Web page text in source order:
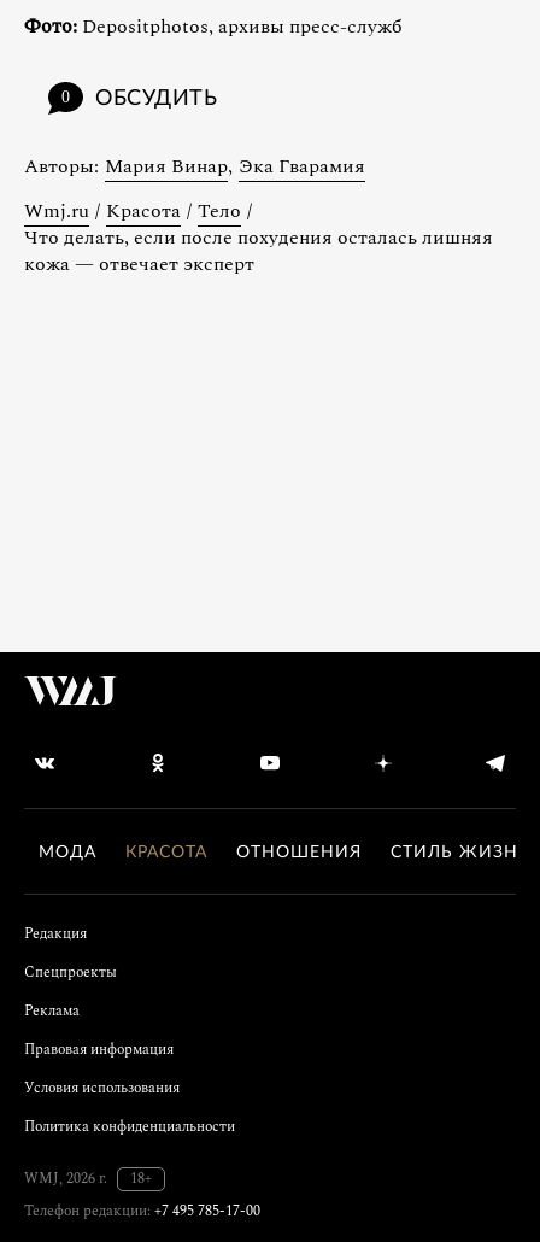
Фото: Depositphotos, архивы пресс-служб
0 ОБСУДИТЬ
Авторы: Мария Винар, Эка Гварамия
Wmj.ru / Красота / Тело /
Что делать, если после похудения осталась лишняя
кожа — отвечает эксперт
МОДА КРАСОТА ОТНОШЕНИЯ СТИЛЬ ЖИЗНИ
Редакция
Спецпроекты
Реклама
Правовая информация
Условия использования
Политика конфиденциальности
WMJ, 2026 г.
18+
Телефон редакции: +7 495 785-17-00